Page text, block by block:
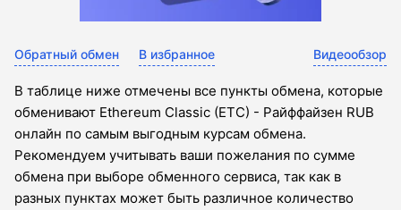
Обратный обмен В избранное Видеообзор
В таблице ниже отмечены все пункты обмена, которые
обменивают Ethereum Classic (ETC) - Райффайзен RUB
онлайн по самым выгодным курсам обмена.
Рекомендуем учитывать ваши пожелания по сумме
обмена при выборе обменного сервиса, так как в
разных пунктах может быть различное количество